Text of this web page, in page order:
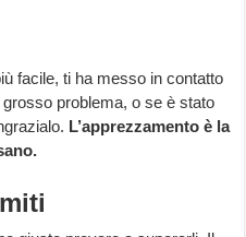
facile, ti ha messo in contatto
problema, o se è stato
L’apprezzamento è la